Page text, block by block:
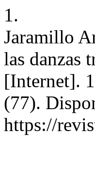
1.
Jaramillo
las danzas
[Internet].
(77).
https://